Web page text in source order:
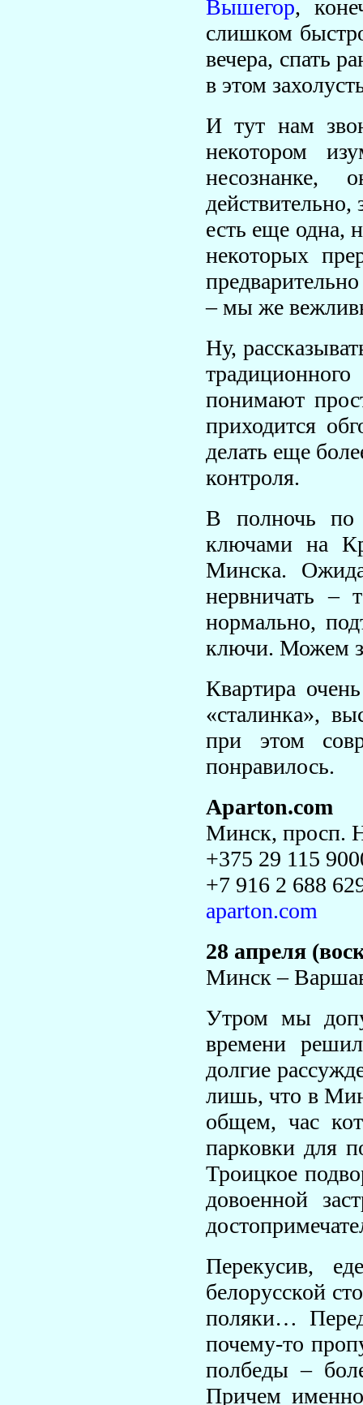
Вышегор,
слишком
вечера, спать
в этом
И тут нам
некотором
несознанке,
есть еще одна,
некоторых
– мы же
Ну,
понимают
приходится
делать еще
контроля.
В полночь по
ключами на
Минска.
нервничать –
нормально,
ключи. Можем
Квартира
«сталинка»,
при этом
понравилось.
Аparton.com
Минск, просп.
+375 29 115
+7 916 2 688
aparton.com
28 апреля
Минск –
Утром мы
времени
долгие
лишь, что в
общем, час
парковки для
Троицкое
довоенной
Перекусив,
белорусской
поляки…
почему-то
полбеды –
Причем